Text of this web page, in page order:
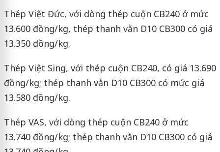
Thép Việt Đức, với dòng thép cuộn CB240 ở mức
13.600 đồng/kg, thép thanh vằn D10 CB300 có giá
13.350 đồng/kg.
Thép Việt Sing, với thép cuộn CB240, có giá 13.690
đồng/kg; thép thanh vằn D10 CB300 có mức giá
13.580 đồng/kg.
Thép VAS, với dòng thép cuộn CB240 ở mức
13.740 đồng/kg; thép thanh vằn D10 CB300 có giá